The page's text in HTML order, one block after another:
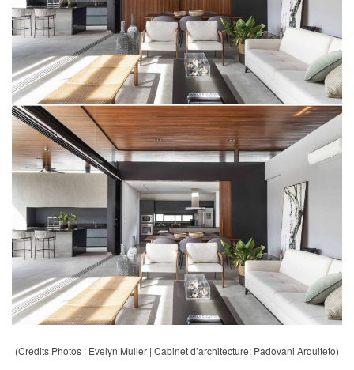
(Crédits Photos : Evelyn Muller | Cabinet d’architecture: Padovani Arquiteto)